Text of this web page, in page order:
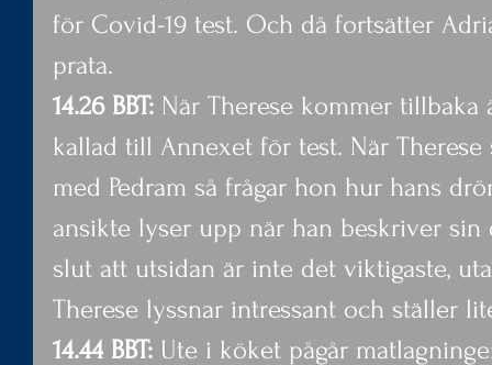
för Covid-19 test. Och då fortsätter
prata.
14.26 BBT: När Therese kommer
kallad till Annexet för test. När
med Pedram så frågar hon hur hans
ansikte lyser upp när han beskriver
slut att utsidan är inte det viktigaste,
Therese lyssnar intressant och ställer
14.44 BBT: Ute i köket pågår